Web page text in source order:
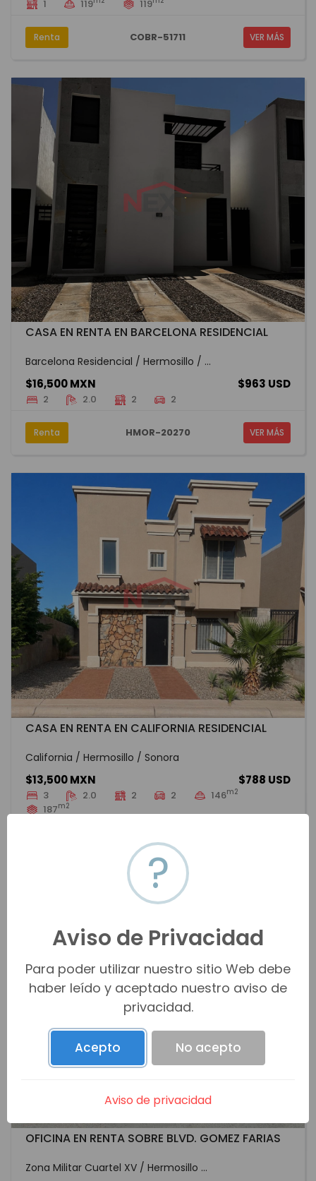
1 119 119
Renta COBR-51711 VER MÁS
CASA EN RENTA EN BARCELONA RESIDENCIAL
Barcelona Residencial / Hermosillo / ...
$16,500 MXN $963 USD
2 2.0 2 2
Renta HMOR-20270 VER MÁS
CASA EN RENTA EN CALIFORNIA RESIDENCIAL
California / Hermosillo / Sonora
$13,500 MXN $788 USD
3 2.0 2 2 146m2
187m2
HMOR-20204
OFICINA EN RENTA SOBRE BLVD. GOMEZ FARIAS
Zona Militar Cuartel XV / Hermosillo ...
?
Aviso de Privacidad
Para poder utilizar nuestro sitio Web debe
haber leído y aceptado nuestro aviso de
privacidad.
Acepto No acepto
Aviso de privacidad